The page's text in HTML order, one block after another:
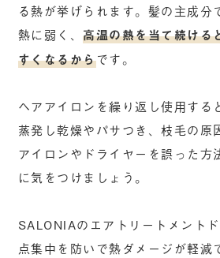
る熱が挙げられます。髪の主成分
熱に弱く、高温の熱を当て続ける
すくなるからです。
ヘアアイロンを繰り返し使用する
蒸発し乾燥やパサつき、枝毛の原
アイロンやドライヤーを誤った方
に気をつけましょう。
SALONIAのエアトリートメント
点集中を防いで熱ダメージが軽減